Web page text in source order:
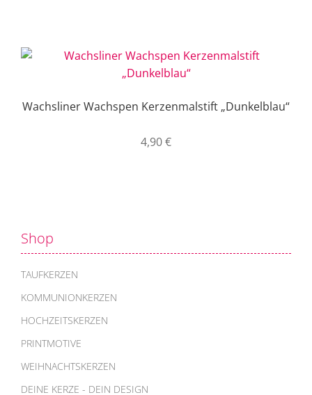
Wachsliner Wachspen Kerzenmalstift „Dunkelblau“
4,90€
Shop
TAUFKERZEN
KOMMUNIONKERZEN
HOCHZEITSKERZEN
PRINTMOTIVE
WEIHNACHTSKERZEN
DEINE KERZE - DEIN DESIGN